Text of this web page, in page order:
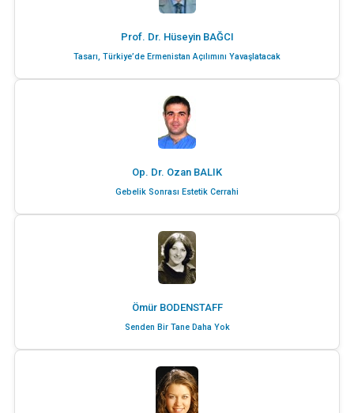
Prof. Dr. Hüseyin BAĞCI
Tasarı, Türkiye’de Ermenistan Açılımını Yavaşlatacak
Op. Dr. Ozan BALIK
Gebelik Sonrası Estetik Cerrahi
Ömür BODENSTAFF
Senden Bir Tane Daha Yok